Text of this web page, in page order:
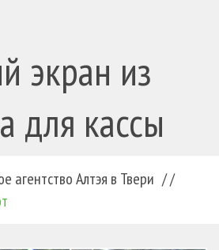
экран из
для кассы
агентство Алтэя в Твери / /